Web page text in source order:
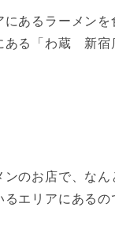
あるラーメンを
ある「わ蔵 新宿
ンのお店で、なん
エリアにある